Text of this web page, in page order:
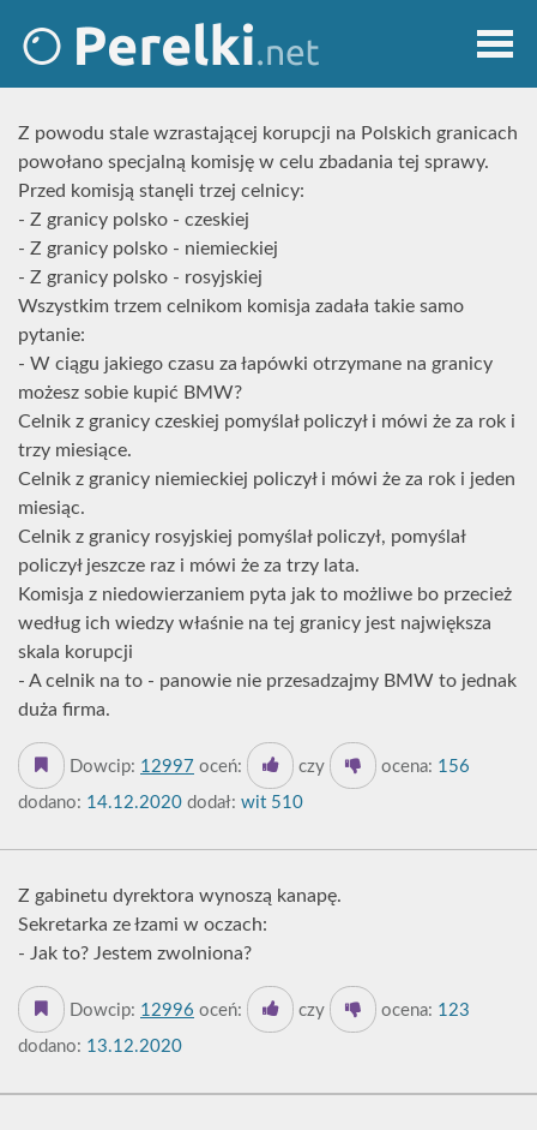
Z powodu stale wzrastającej korupcji na Polskich granicach
powołano specjalną komisję w celu zbadania tej sprawy.
Przed komisją stanęli trzej celnicy:
- Z granicy polsko - czeskiej
- Z granicy polsko - niemieckiej
- Z granicy polsko - rosyjskiej
Wszystkim trzem celnikom komisja zadała takie samo
pytanie:
- W ciągu jakiego czasu za łapówki otrzymane na granicy
możesz sobie kupić BMW?
Celnik z granicy czeskiej pomyślał policzył i mówi że za rok i
trzy miesiące.
Celnik z granicy niemieckiej policzył i mówi że za rok i jeden
miesiąc.
Celnik z granicy rosyjskiej pomyślał policzył, pomyślał
policzył jeszcze raz i mówi że za trzy lata.
Komisja z niedowierzaniem pyta jak to możliwe bo przecież
według ich wiedzy właśnie na tej granicy jest największa
skala korupcji
- A celnik na to - panowie nie przesadzajmy BMW to jednak
duża firma.
Dowcip: 12997 oceń: czy ocena: 156
dodano: 14.12.2020 dodał: wit 510
Z gabinetu dyrektora wynoszą kanapę.
Sekretarka ze łzami w oczach:
- Jak to? Jestem zwolniona?
Dowcip: 12996 oceń: czy ocena: 123
dodano: 13.12.2020